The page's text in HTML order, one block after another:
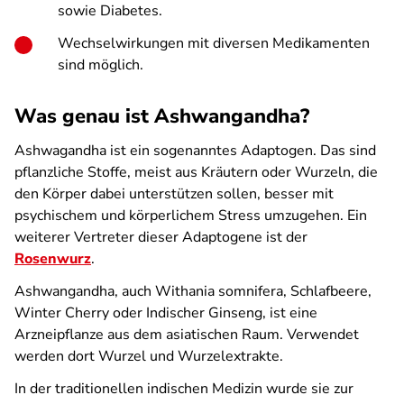
sowie Diabetes.
Wechselwirkungen mit diversen Medikamenten
sind möglich.
Was genau ist Ashwangandha?
Ashwagandha ist ein sogenanntes Adaptogen. Das sind
pflanzliche Stoffe, meist aus Kräutern oder Wurzeln, die
den Körper dabei unterstützen sollen, besser mit
psychischem und körperlichem Stress umzugehen. Ein
weiterer Vertreter dieser Adaptogene ist der
Rosenwurz.
Ashwangandha, auch Withania somnifera, Schlafbeere,
Winter Cherry oder Indischer Ginseng, ist eine
Arzneipflanze aus dem asiatischen Raum. Verwendet
werden dort Wurzel und Wurzelextrakte.
In der traditionellen indischen Medizin wurde sie zur